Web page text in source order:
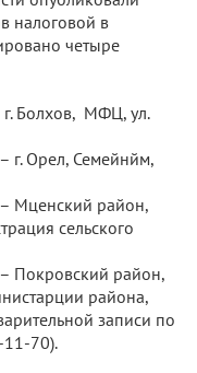
налоговой в
четыре
Болхов, МФЦ, ул.
г. Орел, Семейнйм,
Мценский район,
сельского
Покровский район,
района,
записи по
11-70).